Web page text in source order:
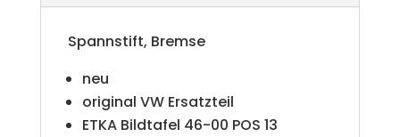
Spannstift, Bremse
neu
original VW Ersatzteil
ETKA Bildtafel 46-00 POS 13